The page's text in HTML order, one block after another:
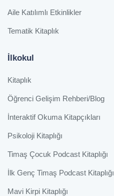
Aile Katılımlı Etkinlikler
Tematik Kitaplık
İlkokul
Kitaplık
Öğrenci Gelişim Rehberi/Blog
İnteraktif Okuma Kitapçıkları
Psikoloji Kitaplığı
Timaş Çocuk Podcast Kitaplığı
İlk Genç Timaş Podcast Kitaplığı
Mavi Kirpi Kitaplığı